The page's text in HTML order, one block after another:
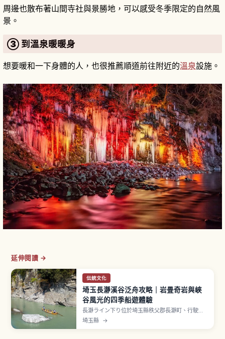
周邊也散布著山間寺社與景勝地，可以感受冬季限定的自然風
景。
③ 到溫泉暖暖身
想要暖和一下身體的人，也很推薦順道前往附近的溫泉設施。
延伸閱讀 →
伝統文化
埼玉長瀞溪谷泛舟攻略｜岩畳奇岩與峽
谷風光的四季船遊體驗
長瀞ライン下り位於埼玉縣秩父郡長瀞町、行駛於
荒川，由秩父鐵道營運、航線約3公里。分為 A路線
埼玉縣 →